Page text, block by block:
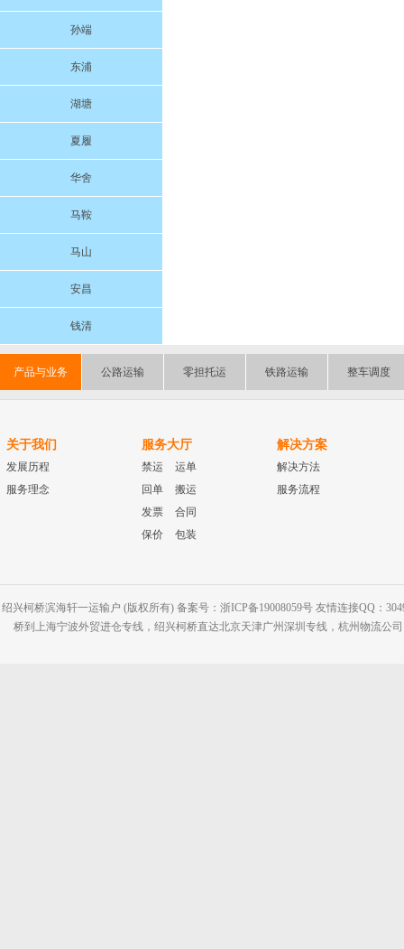
孙端
东浦
湖塘
夏履
华舍
马鞍
马山
安昌
钱清
产品与业务 公路运输 零担托运 铁路运输 整车调度
关于我们
发展历程
服务理念
服务大厅
禁运
运单
回单
搬运
发票
合同
保价
包装
解决方案
解决方法
服务流程
绍兴柯桥滨海轩一运输户 (版权所有) 备案号：浙ICP备19008059号 友情连接QQ：
桥到上海宁波外贸进仓专线，绍兴柯桥直达北京天津广州深圳专线，杭州物流公